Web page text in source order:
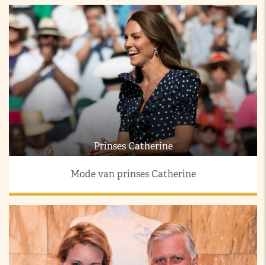
Prinses Catherine
Mode van prinses Catherine